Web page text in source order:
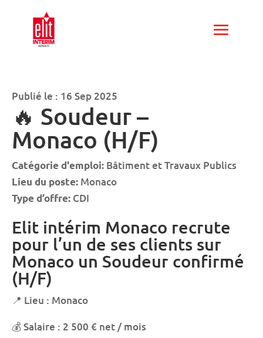
Publié le : 16 Sep 2025
🔥 Soudeur –
Monaco (H/F)
Catégorie d'emploi: Bâtiment et Travaux Publics
Lieu du poste: Monaco
Type d’offre: CDI
Elit intérim Monaco recrute
pour l’un de ses clients sur
Monaco un Soudeur confirmé
(H/F)
📍 Lieu : Monaco
💰 Salaire : 2 500 € net / mois